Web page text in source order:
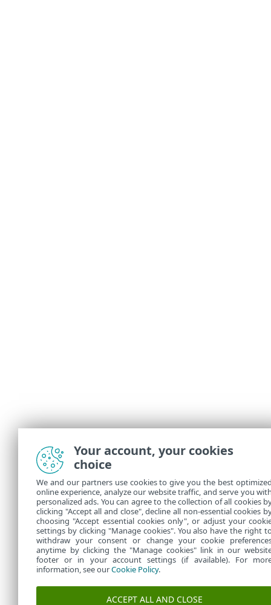
Your account, your cookies
choice
We and our partners use cookies to give you the best
online experience, analyze our website traffic, and serve you
personalized ads. You can agree to the collection of all cookies
clicking "Accept all and close", decline all non-essential cookies
choosing "Accept essential cookies only", or adjust your
settings by clicking "Manage cookies". You also have the right
withdraw your consent or change your cookie
anytime by clicking the "Manage cookies" link in our
footer or in your account settings (if available). For
information, see ourCookie Policy.
ACCEPT ALL AND CLOSE